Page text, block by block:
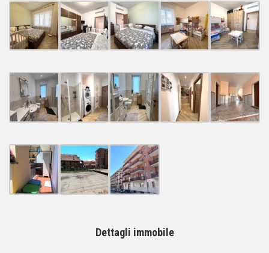
Dettagli immobile